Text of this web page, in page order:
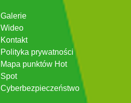
Galerie
Wideo
Kontakt
Polityka prywatności
Mapa punktów Hot
Spot
Cyberbezpieczeństwo